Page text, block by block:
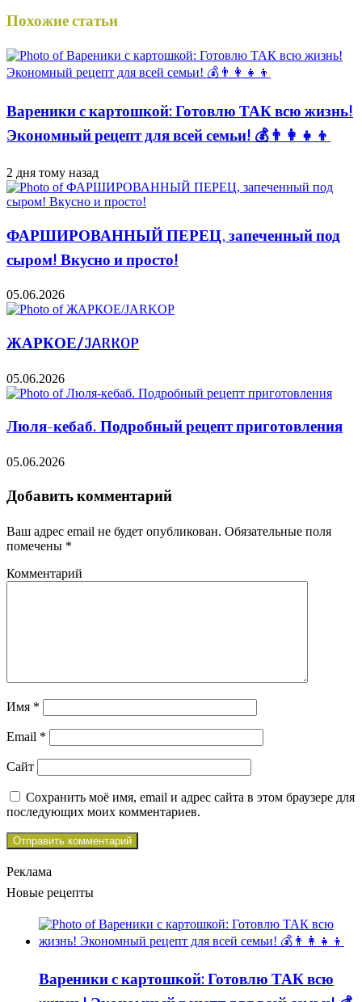
Похожие статьи
Вареники с картошкой: Готовлю ТАК всю жизнь!
Экономный рецепт для всей семьи! 💰👨👩👧👦
2 дня тому назад
ФАРШИРОВАННЫЙ ПЕРЕЦ, запеченный под
сыром! Вкусно и просто!
05.06.2026
ЖАРКОЕ/JARKOP
05.06.2026
Люля-кебаб. Подробный рецепт приготовления
05.06.2026
Добавить комментарий
Ваш адрес email не будет опубликован. Обязательные поля
помечены *
Комментарий
Имя *
Email *
Сайт
Сохранить моё имя, email и адрес сайта в этом браузере для
последующих моих комментариев.
Реклама
Новые рецепты
Вареники с картошкой: Готовлю ТАК всю